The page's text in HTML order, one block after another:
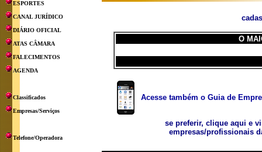
ESPORTES
CANAL JURÍDICO
DIÁRIO OFICIAL
ATAS CÂMARA
FALECIMENTOS
AGENDA
Classificados
Empresas/Serviços
Telefone/Operadora
O
Acesse também o Guia de
se preferir, clique aqui e
empresas/profissionais